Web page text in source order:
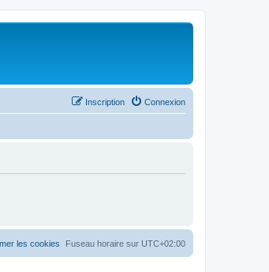
Connexion
Inscription
Fuseau horaire sur UTC+02:00
les cookies